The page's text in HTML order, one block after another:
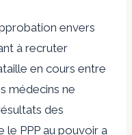
envers
à recruter
en cours entre
médecins ne
des
PPP au pouvoir a